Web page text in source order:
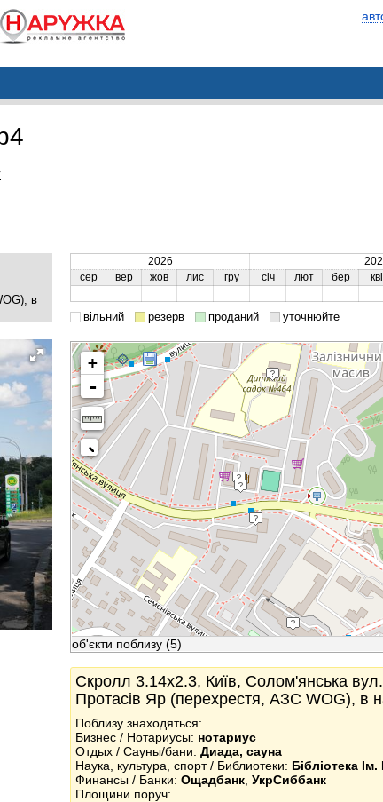
в
2026
сер
вер жов лис гру січ лют бер кві
вільний резерв проданий уточнюйте
+
-
об'єкти поблизу (5)
Скролл 3.14x2.3, Київ, Солом'янська
Протасів Яр (перехрестя, АЗС WOG), в
Поблизу знаходяться:
Бизнес / Нотариусы: нотариус
Отдых / Сауны/бани: Диада, сауна
Наука, культура, спорт / Библиотеки: Бібліотека
Финансы / Банки: Ощадбанк УкрСиббанк
Площини поруч: